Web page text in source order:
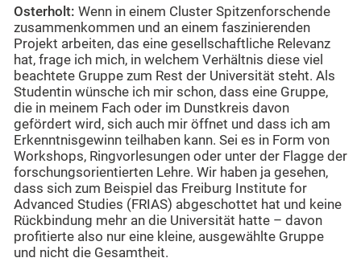
Osterholt: Wenn in einem Cluster Spitzenforschende
zusammenkommen und an einem faszinierenden
Projekt arbeiten, das eine gesellschaftliche Relevanz
hat, frage ich mich, in welchem Verhältnis diese viel
beachtete Gruppe zum Rest der Universität steht. Als
Studentin wünsche ich mir schon, dass eine Gruppe,
die in meinem Fach oder im Dunstkreis davon
gefördert wird, sich auch mir öffnet und dass ich am
Erkenntnisgewinn teilhaben kann. Sei es in Form von
Workshops, Ringvorlesungen oder unter der Flagge der
forschungsorientierten Lehre. Wir haben ja gesehen,
dass sich zum Beispiel das Freiburg Institute for
Advanced Studies (FRIAS) abgeschottet hat und keine
Rückbindung mehr an die Universität hatte – davon
profitierte also nur eine kleine, ausgewählte Gruppe
und nicht die Gesamtheit.